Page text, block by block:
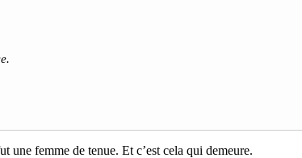
une femme de tenue. Et c’est cela qui demeure.